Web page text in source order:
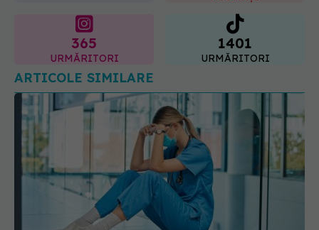
365
URMĂRITORI
1401
URMĂRITORI
ARTICOLE SIMILARE